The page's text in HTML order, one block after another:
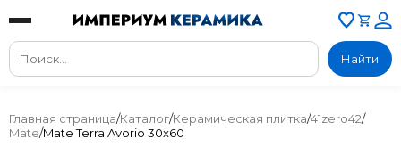
Найти
Главная страница/Каталог/Керамическая плитка/41zero42/
Mate/Mate Terra Avorio 30x60